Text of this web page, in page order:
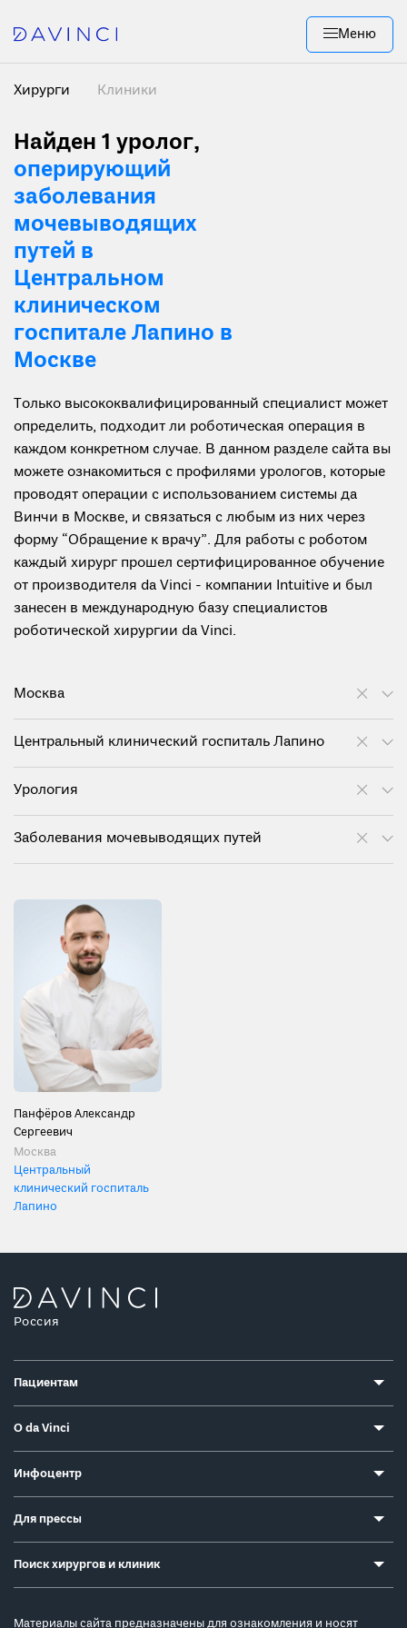
Меню
Хирурги Клиники
Найден 1 уролог,
оперирующий
заболевания
мочевыводящих
путей в
Центральном
клиническом
госпитале Лапино в
Москве
Только высококвалифицированный специалист может
определить, подходит ли роботическая операция в
каждом конкретном случае. В данном разделе сайта вы
можете ознакомиться с профилями урологов, которые
проводят операции с использованием системы да
Винчи в Москве, и связаться с любым из них через
форму “Обращение к врачу”. Для работы с роботом
каждый хирург прошел сертифицированное обучение
от производителя da Vinci - компании Intuitive и был
занесен в международную базу специалистов
роботической хирургии da Vinci.
Москва
Центральный клинический госпиталь Лапино
Урология
Заболевания мочевыводящих путей
Панфёров Александр
Сергеевич
Москва
Центральный
клинический госпиталь
Лапино
Россия
Пациентам
О da Vinci
Инфоцентр
Для прессы
Поиск хирургов и клиник
Материалы сайта предназначены для ознакомления и носят